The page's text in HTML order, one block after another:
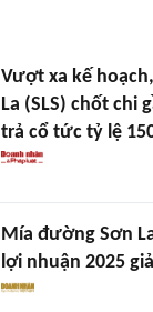
Vượt xa kế
La (SLS) chốt chi
trả cổ tức tỷ lệ
Mía đường Sơn
lợi nhuận 2025